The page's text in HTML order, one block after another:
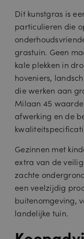
Dit kunstgras is
particulieren die
grastuin. Geen
kale plekken in
hoveniers,
die werken aan
Milaan 45
afwerking en de
Gezinnen met
extra van de
zachte
een veelzijdig
buitenomgeving,
landelijke tuin.